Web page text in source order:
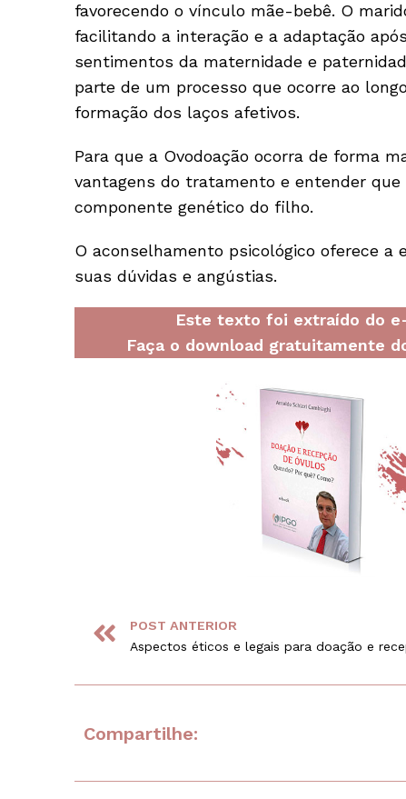
favorecendo o vínculo mãe-bebê. O
facilitando a interação e a adaptação
sentimentos da maternidade e
parte de um processo que ocorre ao
formação dos laços afetivos.
Para que a Ovodoação ocorra de forma
vantagens do tratamento e entender
componente genético do filho.
O aconselhamento psicológico oferece a
suas dúvidas e angústias.
Este texto foi extraído do e-
Faça o download gratuitamente
POST ANTERIOR
Compartilhe: